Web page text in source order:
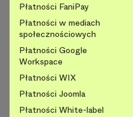
Płatności FaniPay
Płatności w mediach
społecznościowych
Płatności Google
Workspace
Płatności WIX
Płatności Joomla
Płatności White-label